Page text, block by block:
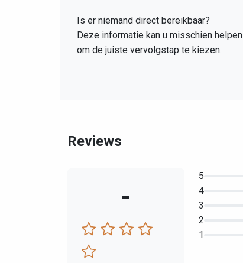
Is er niemand direct bereikbaar?
Deze informatie kan u misschien helpen
om de juiste vervolgstap te kiezen.
Reviews
-
5
4
3
2
1